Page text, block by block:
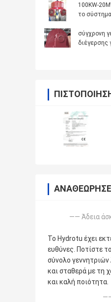
100KW-
το
σύγχρονη
διέγερσης
—— Άδεια
Το Hydrotu έχει
ευθύνες. Ποτίστε
σύνολο γεννητριών
και σταθερά με τη
και καλή ποιότητα.